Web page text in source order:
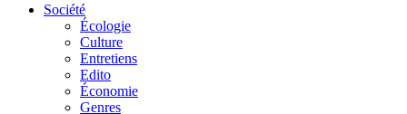
Société
Écologie
Culture
Entretiens
Edito
Économie
Genres